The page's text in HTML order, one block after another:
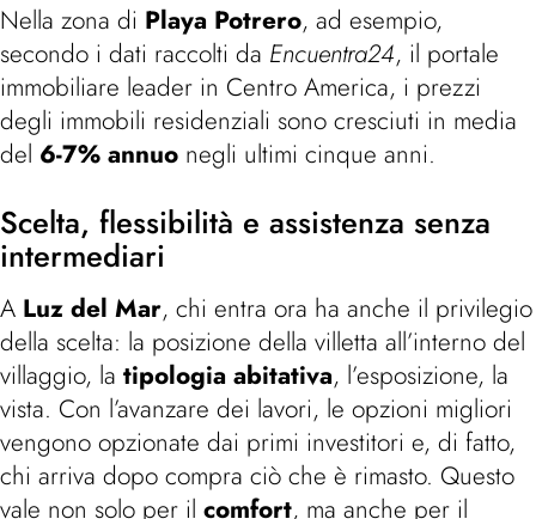
Nella zona di Playa Potrero, ad esempio,
secondo i dati raccolti da Encuentra24, il portale
immobiliare leader in Centro America, i prezzi
degli immobili residenziali sono cresciuti in media
del 6-7% annuo negli ultimi cinque anni.
Scelta, flessibilità e assistenza senza
intermediari
A Luz del Mar, chi entra ora ha anche il privilegio
della scelta: la posizione della villetta all’interno del
villaggio, la tipologia abitativa, l’esposizione, la
vista. Con l’avanzare dei lavori, le opzioni migliori
vengono opzionate dai primi investitori e, di fatto,
chi arriva dopo compra ciò che è rimasto. Questo
vale non solo per il comfort, ma anche per il